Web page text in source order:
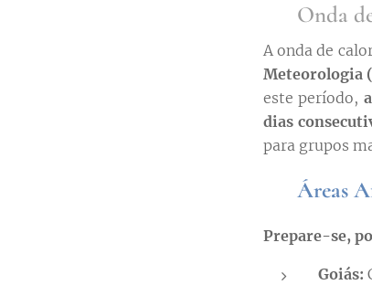
⚠️ Onda
A onda de
Meteorologia
este período,
dias
para grupos
🗺️ Áreas
Prepare-se,
Goiás: